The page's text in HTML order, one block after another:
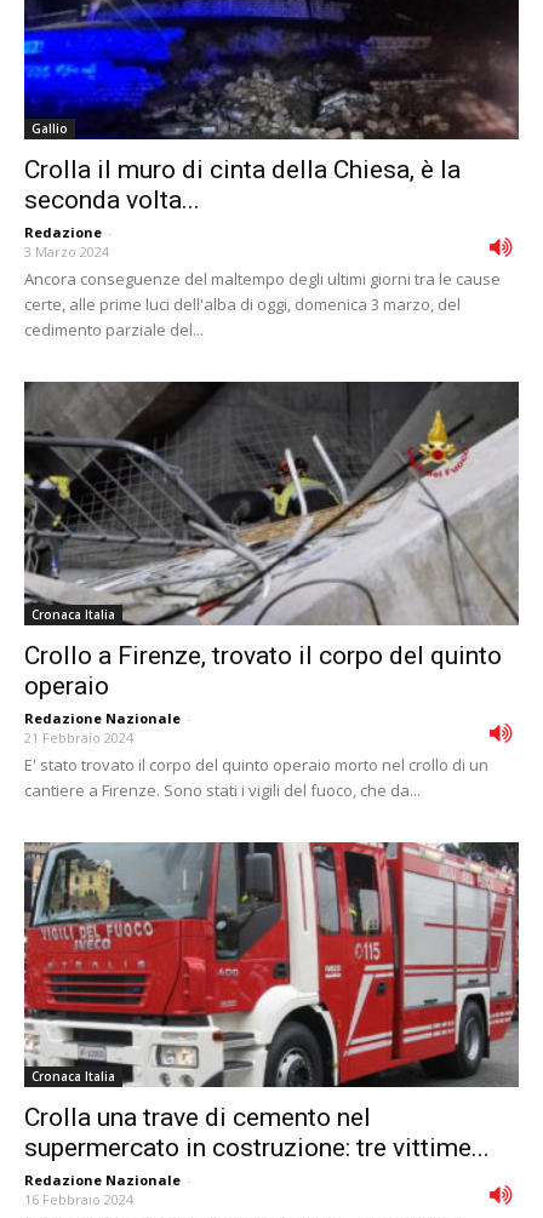
Gallio
Crolla il muro di cinta della Chiesa, è la
seconda volta...
Redazione -
3 Marzo 2024
Ancora conseguenze del maltempo degli ultimi giorni tra le cause
certe, alle prime luci dell'alba di oggi, domenica 3 marzo, del
cedimento parziale del...
Cronaca Italia
Crollo a Firenze, trovato il corpo del quinto
operaio
Redazione Nazionale -
21 Febbraio 2024
E' stato trovato il corpo del quinto operaio morto nel crollo di un
cantiere a Firenze. Sono stati i vigili del fuoco, che da...
Cronaca Italia
Crolla una trave di cemento nel
supermercato in costruzione: tre vittime...
Redazione Nazionale -
16 Febbraio 2024